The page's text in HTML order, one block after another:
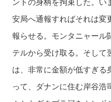
ントの身柄を拘束した。
安局へ通報すればそれは変
報らせる。モンタニャール
テルから受け取る。そして
は、非常に金額が低すぎる
って、ダナンに住む岸谷浩